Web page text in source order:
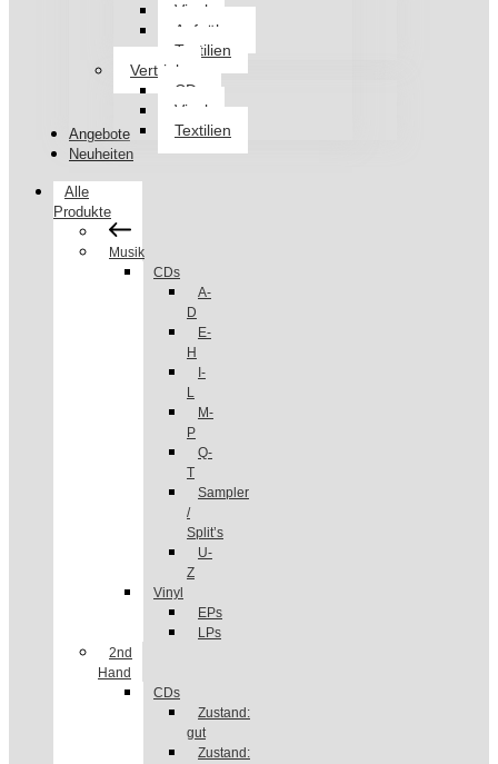
Vinyl
Aufnäher
Textilien
Vertrieb
CDs
Vinyl
Textilien
Angebote
Neuheiten
Alle
Produkte
Musik
CDs
A-
D
E-
H
I-
L
M-
P
Q-
T
Sampler
/
Split’s
U-
Z
Vinyl
EPs
LPs
2nd
Hand
CDs
Zustand:
gut
Zustand: